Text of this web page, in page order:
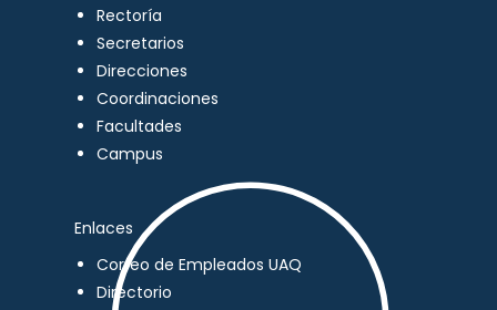
Rectoría
Secretarios
Direcciones
Coordinaciones
Facultades
Campus
Enlaces
Correo de Empleados UAQ
Directorio